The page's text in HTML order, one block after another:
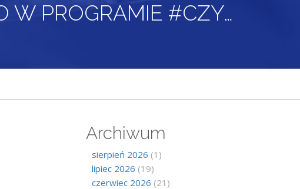
OSTATNIE DNI OKRESU PRZEJŚCIOWEGO W PROGRAMIE #CZYSTEPOWIETRZE!
Archiwum
sierpień 2026 (1)
lipiec 2026 (19)
czerwiec 2026 (21)